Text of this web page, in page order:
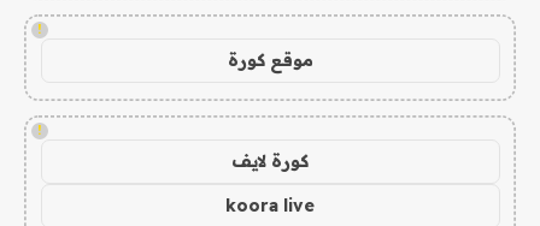
!
موقع كورة
!
كورة لايف
koora live